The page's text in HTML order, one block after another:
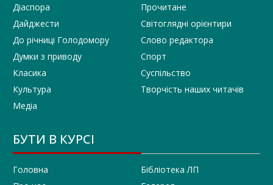
Діаспора
Дайджести
До річниці Голодомору
Думки з приводу
Класика
Культура
Медіа
Прочитане
Світоглядні орієнтири
Слово редактора
Спорт
Суспільство
Творчість наших читачів
БУТИ В КУРСІ
Головна
Бібліотека ЛП